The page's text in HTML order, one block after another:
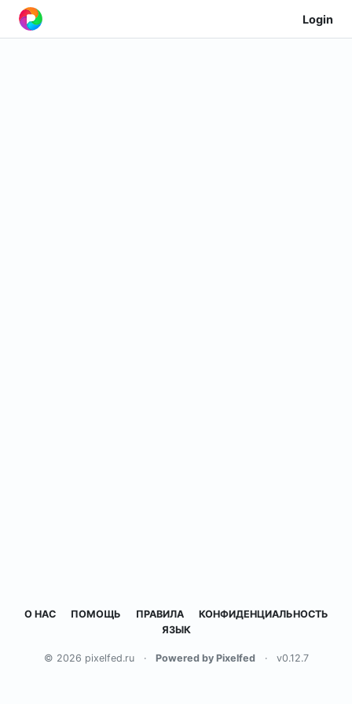
Login
О НАС ПОМОЩЬ ПРАВИЛА
КОНФИДЕНЦИАЛЬНОСТЬ
ЯЗЫК
© 2026 pixelfed.ru · Powered by Pixelfed · v0.12.7